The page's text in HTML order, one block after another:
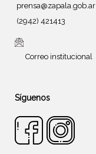
prensa@zapala.gob.ar
(2942) 421413
Correo institucional
Síguenos